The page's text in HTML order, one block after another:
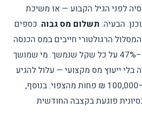
לפני הגיל הקבוע — או משיכת
הבעיה: תשלום מס גבוה. כספים
הרגולטורי חייבים במס הכנסה
שיכול להגיע ל-35%–47% על כל שקל שנמשך. מי שמושך
בלי ייעוץ מס מקצועי — עלול להגיע
לחשבון עם 90,000–100,000 ₪ פחות מהצפוי. בנוסף,
פוגעת בקצבה החודשית